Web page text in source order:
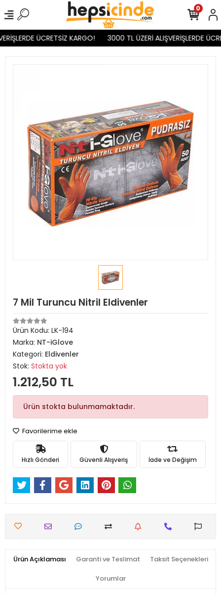
ÜCRETSİZ KARGO! 3000 TL ÜZERİ ALIŞVERİŞLERDE
0
7 Mil Turuncu Nitril Eldivenler
Ürün Kodu: LK-194
Marka: NT-iGlove
Kategori: Eldivenler
Stok: Stokta yok
1.212,50 TL
Ürün stokta bulunmamaktadır.
Favorilerime ekle
Hızlı Gönderi Güvenli Alışveriş İade ve Değişim
Ürün Açıklaması Garanti ve Teslimat Taksit Seçenekleri
Yorumlar